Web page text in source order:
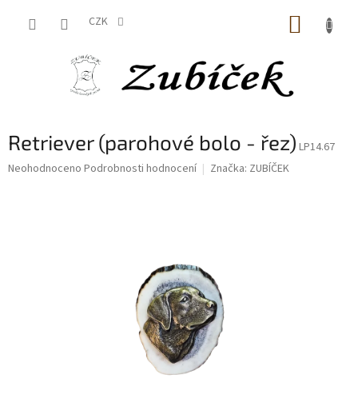
CZK
Retriever (parohové bolo - řez) LP14.67
Průměrné
Neohodnoceno Podrobnosti hodnocení Značka: ZUBÍČEK